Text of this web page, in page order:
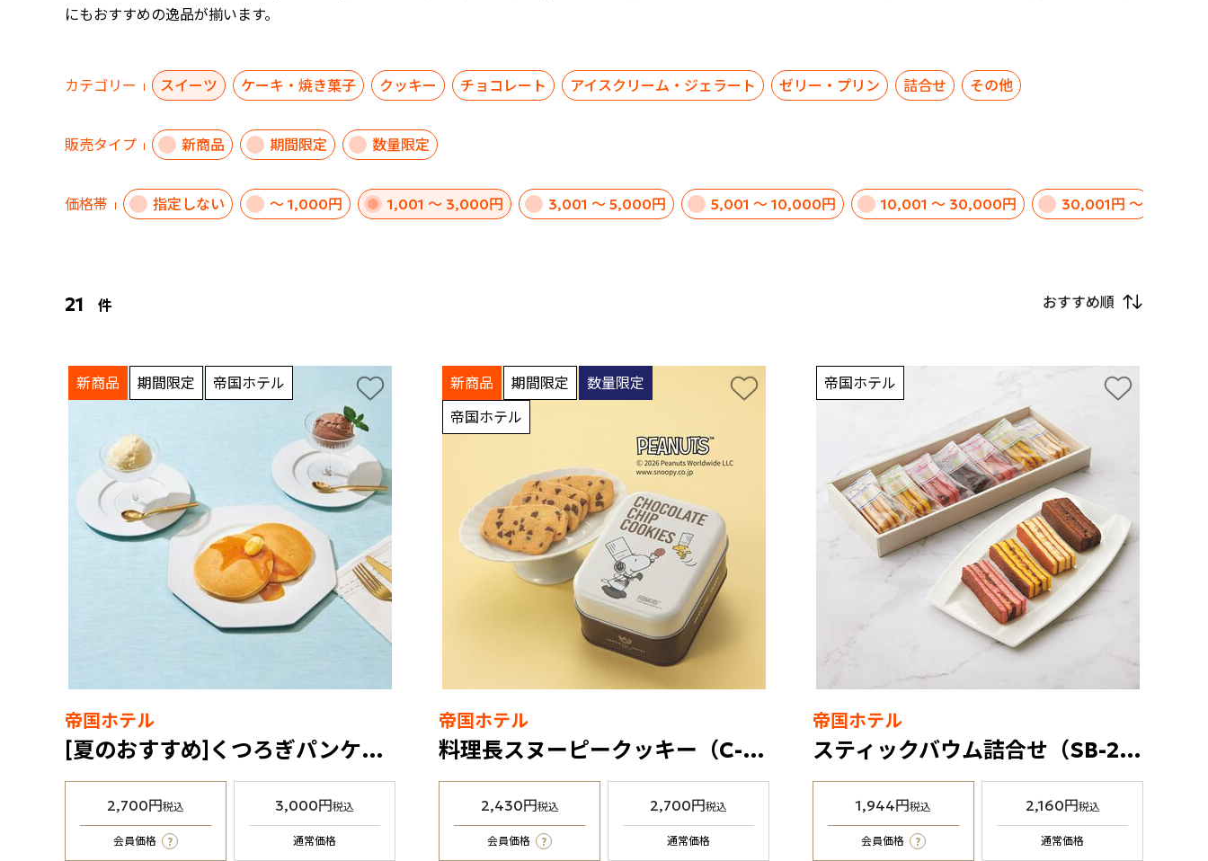
にもおすすめの逸品が揃います。
カテゴリー スイーツ ケーキ・焼き菓子 クッキー チョコレート アイスクリーム・ジェラート ゼリー・プリン 詰合せ その他
販売タイプ 新商品 期間限定 数量限定
価格帯 指定しない ～ 1,000円 1,001 ～ 3,000円 3,001 ～ 5,000円 5,001 ～ 10,000円 10,001 ～ 30,000円 30,001円 ～
21 件 おすすめ順
新商品 期間限定 帝国ホテル
帝国ホテル
[夏のおすすめ]くつろぎパンケーキセット（冷凍食品）
2,700円税込
会員価格 ?
3,000円税込
通常価格
新商品 期間限定
数量限定
帝国ホテル
帝国ホテル
料理長スヌーピークッキー（C-25S2）12枚
2,430円税込
会員価格 ?
2,700円税込
通常価格
帝国ホテル
帝国ホテル
スティックバウム詰合せ（SB-20BE）4種7個入
1,944円税込
会員価格 ?
2,160円税込
通常価格